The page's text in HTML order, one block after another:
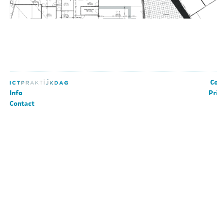
Info
Contact